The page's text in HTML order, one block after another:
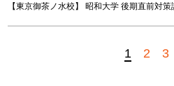
【東京御茶ノ水校】 昭和大学 後期直前対
1 2 3